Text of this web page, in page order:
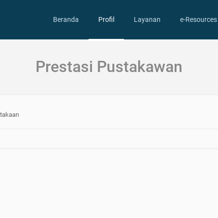
Beranda Profil Layanan e-Resources
Prestasi Pustakawan